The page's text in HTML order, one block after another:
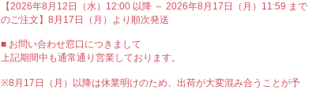
【2026年8月12日（水）12:00 以降 ～ 2026年8月17日（月）11:59 まで
のご注文】8月17日（月）より順次発送
■ お問い合わせ窓口につきまして
上記期間中も通常通り営業しております。
※8月17日（月）以降は休業明けのため、出荷が大変混み合うことが予